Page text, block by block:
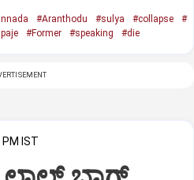
#Aranthodu #sulya #collapse
#
#Former #speaking #die
IST